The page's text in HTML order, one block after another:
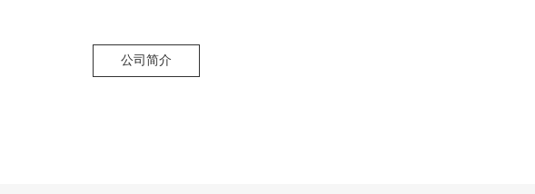
公司简介